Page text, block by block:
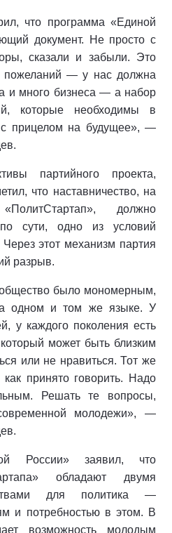
что программа «Единой
документ. Не просто с
сказали и забыли. Это
пожеланий — у нас должна
и много бизнеса — а набор
которые необходимы в
прицелом на будущее», —
партийного проекта,
что наставничество, на
должно
сути, одно из условий
этот механизм партия
разрыв.
было мономерным,
одном и том же языке. У
у каждого поколения есть
может быть близким
или не нравиться. Тот же
принято говорить. Надо
Решать те вопросы,
молодежи», —
России» заявил, что
обладают двумя
для политика —
и потребностью в этом. В
возможность молодым